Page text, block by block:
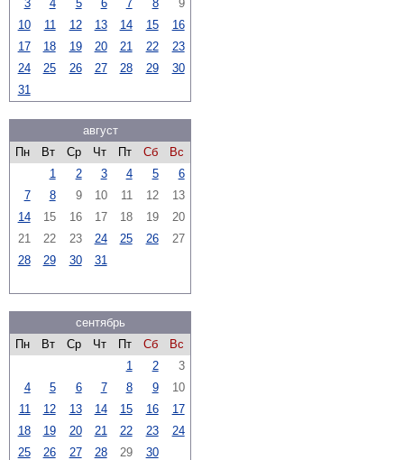
3
4 5 6 7 8
9
10
11 12 13 14 15
16
17
18 19 20 21 22
23
24
25 26 27 28 29
30
31
август
Пн
Вт Ср Чт Пт Сб
Вс
1
2 3 4 5
6
7
8 9 10 11 12
13
14
15 16 17 18 19
20
21
22 23 24 25 26
27
28
29 30 31
сентябрь
Пн
Вт Ср Чт Пт Сб
Вс
1
2
3
4
5 6 7 8 9
10
11
12 13 14 15 16
17
18
19 20 21 22 23
24
25
26 27 28 29 30